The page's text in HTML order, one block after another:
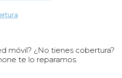
móvil? ¿No tienes cobertura?
te lo reparamos.